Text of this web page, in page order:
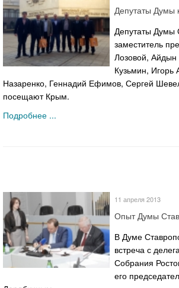
Депутаты Думы
Депутаты Думы
заместитель
Лозовой,
Кузьмин,
Назаренко, Геннадий Ефимов, Сергей
посещают Крым.
Подробнее ...
11 апреля 2013
Опыт Думы
В Думе
встреча с
Собрания
его